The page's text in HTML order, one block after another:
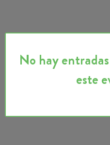
No hay
este